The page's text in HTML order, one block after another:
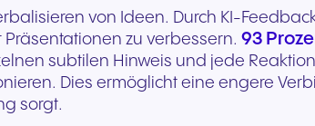
von Ideen. Durch KI-
zu verbessern. 93
subtilen Hinweis und jede
Dies ermöglicht eine engere
sorgt.